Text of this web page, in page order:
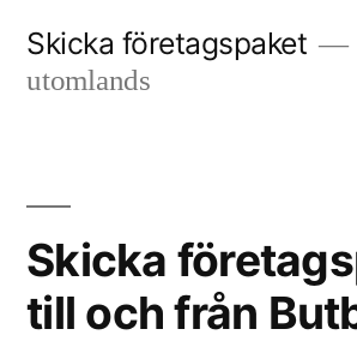
Skicka företagspaket
utomlands
Skicka
till och från